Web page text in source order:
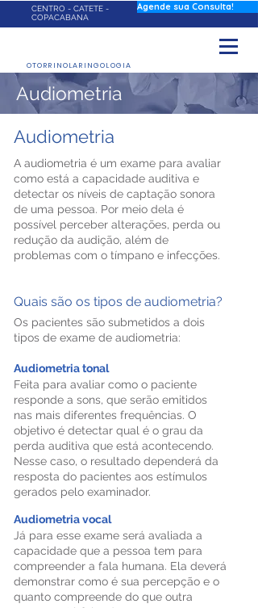
CENTRO - CATETE -
COPACABANA
Agende sua Consulta!
OTORRINOLARINGOLOGIA
Audiometria
Audiometria
A audiometria é um exame para avaliar
como está a capacidade auditiva e
detectar os níveis de captação sonora
de uma pessoa. Por meio dela é
possível perceber alterações, perda ou
redução da audição, além de
problemas com o tímpano e infecções.
Os pacientes são submetidos a dois
tipos de exame de audiometria:
Audiometria tonal
Feita para avaliar como o paciente
responde a sons, que serão emitidos
nas mais diferentes frequências. O
objetivo é detectar qual é o grau da
perda auditiva que está acontecendo.
Nesse caso, o resultado dependerá da
resposta do pacientes aos estímulos
gerados pelo examinador.
Quais são os tipos de audiometria?
Audiometria vocal
Já para esse exame será avaliada a
capacidade que a pessoa tem para
compreender a fala humana. Ela deverá
demonstrar como é sua percepção e o
quanto compreende do que outra